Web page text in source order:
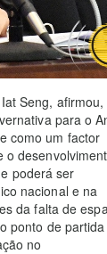
Seng,
para o
como um factor
o
poderá ser
nacional e na
da falta de
ponto de
no